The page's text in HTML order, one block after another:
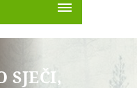
SJEČI,